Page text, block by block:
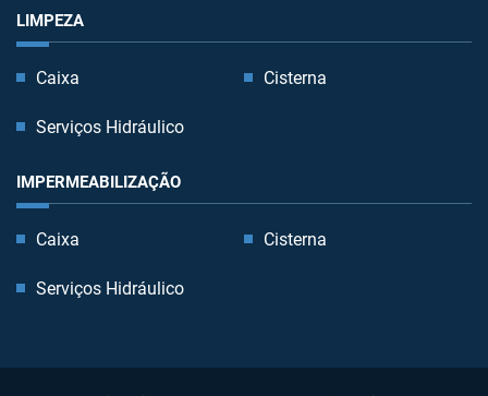
LIMPEZA
Caixa Cisterna
Serviços Hidráulico
IMPERMEABILIZAÇÃO
Caixa Cisterna
Serviços Hidráulico